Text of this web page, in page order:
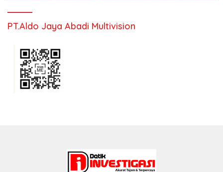
PT.Aldo Jaya Abadi Multivision